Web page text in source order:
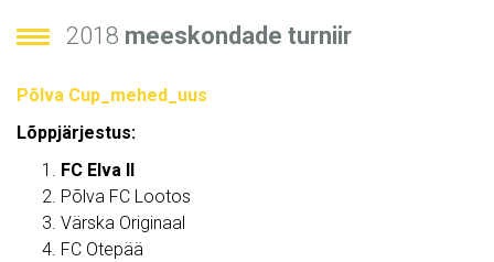
2018 meeskondade turniir
Põlva Cup_mehed_uus
Lõppjärjestus:
FC Elva II
Põlva FC Lootos
Värska Originaal
FC Otepää